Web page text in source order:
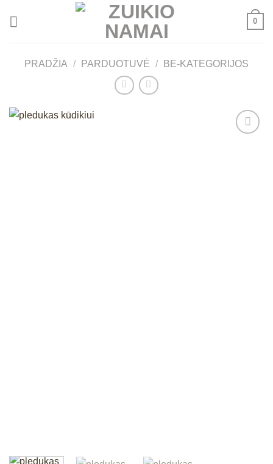
0
PRADŽIA / PARDUOTUVĖ / BE-KATEGORIJOS